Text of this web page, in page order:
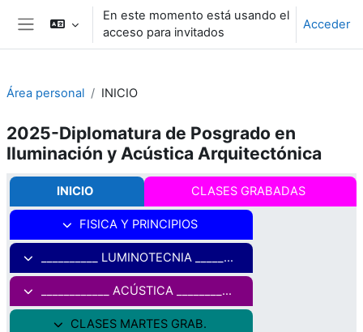
Salta al contenido principal
Panel lateral
En este momento está usando el
acceso para invitados
Acceder
Área personal INICIO
2025-Diplomatura de Posgrado en
Iluminación y Acústica Arquitectónica
Perfilado de sección
INICIO CLASES GRABADAS
FISICA Y PRINCIPIOS
__________ LUMINOTECNIA ___________
____________ ACÚSTICA ____________
CLASES MARTES GRAB.